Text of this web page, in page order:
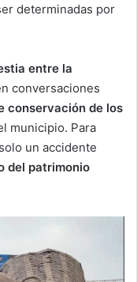
determinadas por
entre la
conversaciones
conservación de los
municipio. Para
un accidente
del patrimonio